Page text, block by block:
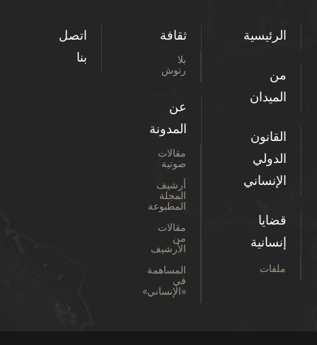
الرئيسية
من
الميدان
القانون
الدولي
الإنساني
قضايا
إنسانية
ملفات
ثقافة
بلا
رتوش
عن
المدونة
مقالات
صوتية
أرشيف
المجلة
المطبوعة
مقالات
من
الأرشيف
المساهمة
في
«الإنساني»
اتصل
بنا